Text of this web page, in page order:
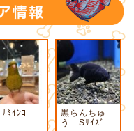
ﾐｲﾝｺ
黒らんちゅ
う Sｻｲｽﾞ